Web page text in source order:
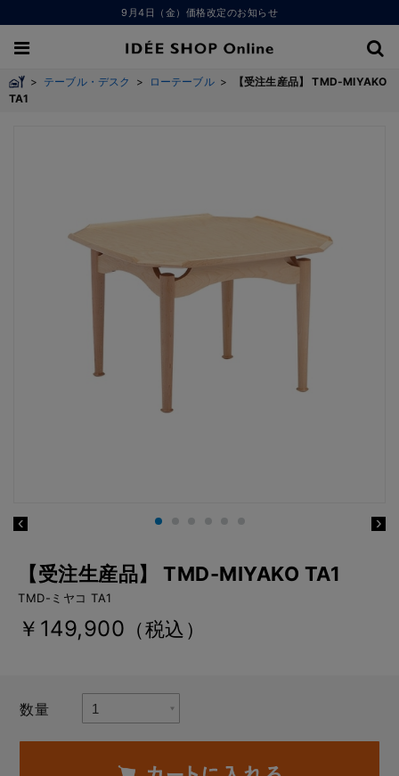
9月4日（金）価格改定のお知らせ
> テーブル・デスク > ローテーブル>
【受注生産品】 TMD-MIYAKO
TA1
【受注生産品】 TMD-MIYAKO TA1
TMD-ミヤコ TA1
￥149,900 （税込）
数量